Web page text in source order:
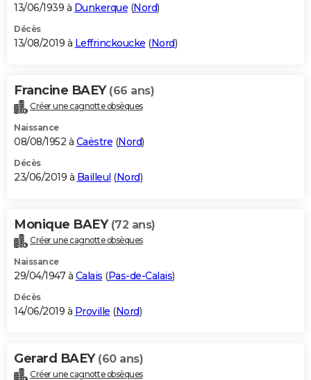
13/06/1939 à Dunkerque (Nord)
Décès
13/08/2019 à Leffrinckoucke (Nord)
Francine BAEY (66 ans)
Créer une cagnotte obsèques
Naissance
08/08/1952 à Caëstre (Nord)
Décès
23/06/2019 à Bailleul (Nord)
Monique BAEY (72 ans)
Créer une cagnotte obsèques
Naissance
29/04/1947 à Calais (Pas-de-Calais)
Décès
14/06/2019 à Proville (Nord)
Gerard BAEY (60 ans)
Créer une cagnotte obsèques